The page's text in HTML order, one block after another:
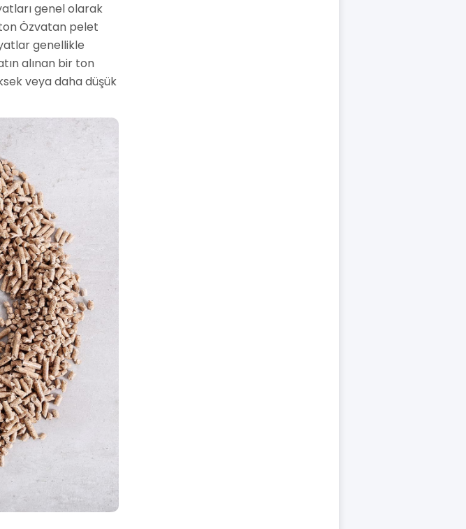
genel olarak
ton Özvatan pelet
genellikle
alınan bir ton
veya daha düşük